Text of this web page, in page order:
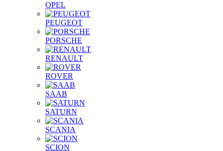
OPEL
PEUGEOT
PORSCHE
RENAULT
ROVER
SAAB
SATURN
SCANIA
SCION